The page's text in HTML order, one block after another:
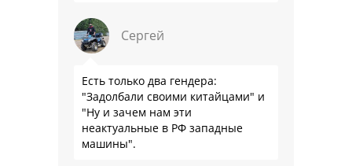
Сергей
Есть только два гендера:
"Задолбали своими китайцами" и
"Ну и зачем нам эти
неактуальные в РФ западные
машины".